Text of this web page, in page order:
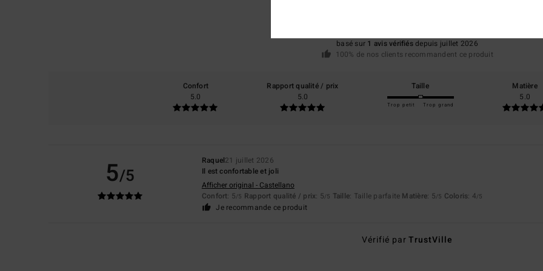
basé sur 1 avis vérifiésdepuis juillet 2026
100% de nos clients recommandent ce produit
Confort
5.0
Rapport qualité / prix
5.0
Taille
Trop petit Trop grand
Matière
5.0
5/5
Raquel21 juillet 2026
Il est confortable et joli
Afficher original - Castellano
Confort: 5/5 Rapport qualité / prix: 5/5 Taille: Taille parfaite Matière: 5/5 Coloris: 4/5
Je recommande ce produit
Vérifié parTrustVille